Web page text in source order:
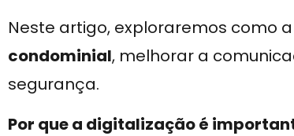
Neste artigo, exploraremos como a
condominial, melhorar a
segurança.
Por que a digitalização é